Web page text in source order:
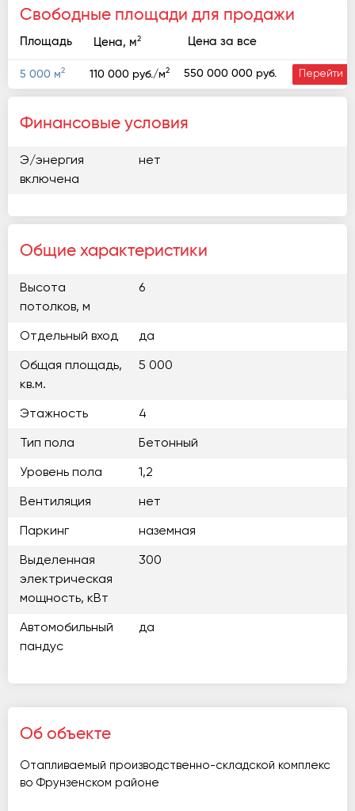
Свободные площади для продажи
Площадь Цена, м2 Цена за все
5 000 м2 110 000 руб./м2 550 000 000 руб. Перейти
Финансовые условия
Э/энергия
включена
нет
Общие характеристики
Высота
потолков, м
6
Отдельный вход да
Общая площадь,
кв.м.
5 000
Этажность 4
Тип пола Бетонный
Уровень пола 1,2
Вентиляция нет
Паркинг наземная
Выделенная
электрическая
мощность, кВт
300
Автомобильный
пандус
да
Об объекте
Отапливаемый производственно-складской комплекс
во Фрунзенском районе